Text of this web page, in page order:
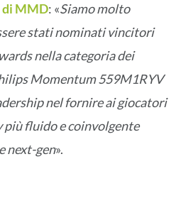
di MMD: «Siamo molto
stati nominati vincitori
nella categoria dei
Momentum 559M1RYV
nel fornire ai giocatori
più fluido e coinvolgente
next-gen».